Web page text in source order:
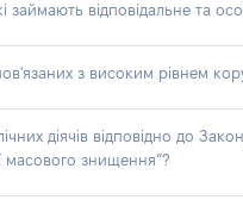
відповідальне та
з високим рівнем
діячів відповідно до
знищення”?